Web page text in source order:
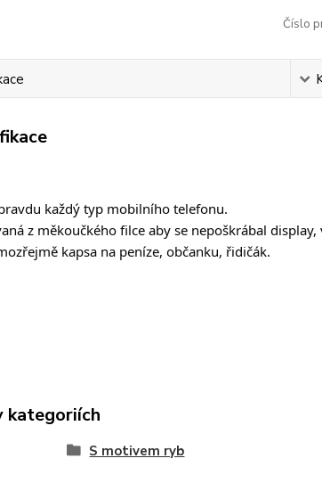
Číslo
každý typ mobilního telefonu.
z měkoučkého filce aby se nepoškrábal
kapsa na peníze, občanku, řidičák.
kategoriích
S motivem ryb